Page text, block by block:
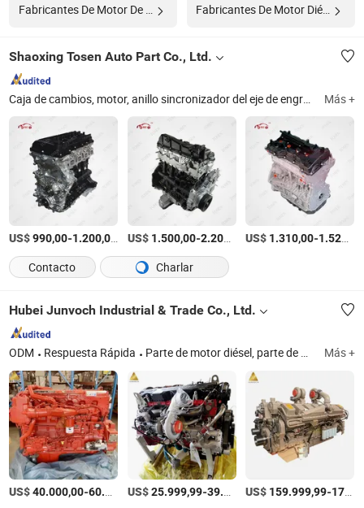
Fabricantes De Motor Diésel
Shaoxing Tosen Auto Part Co., Ltd.
Caja de cambios, motor, anillo sincronizador del eje de engranaje, válvula solenoide, diferencial, TCU, cojinete de liberación del embrague, toma de fuerza, arnés de cables, sensor de nitrógeno y oxígeno Más +
US$990,00-1.200,00 /Pieza
US$ 1.500,00-2.200,00 /Pieza
US$ 1.310,00-1.520,00
Contacto
Charlar
Hubei Junvoch Industrial & Trade Co., Ltd.
ODM Respuesta Rápida Parte de motor diésel, parte de motor, repuesto de auto, partes de motor, motor, ensamblaje de motor diésel, partes de motor diésel, partes de motor FAW, partes de motor Weichai, partes de Shacman Más +
US$40.000,00-60.000,00 /Pieza
US$25.999,99-39.999,99 /Pieza
US$ 159.999,99-179.999,99